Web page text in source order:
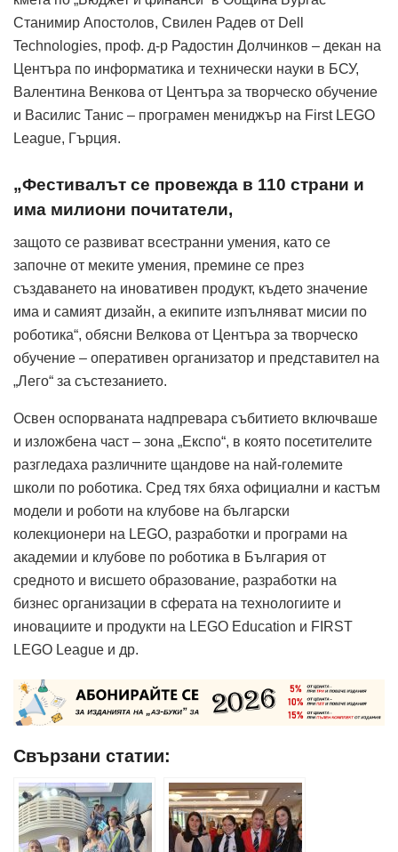
Станимир Апостолов, Свилен Радев от Dell
Technologies, проф. д-р Радостин Долчинков – декан на
Центъра по информатика и технически науки в БСУ,
Валентина Венкова от Центъра за творческо обучение
и Василис Танис – програмен мениджър на First LEGO
League, Гърция.
„Фестивалът се провежда в 110 страни и
има милиони почитатели,
защото се развиват всестранни умения, като се
започне от меките умения, премине се през
създаването на иновативен продукт, където значение
има и самият дизайн, а екипите изпълняват мисии по
роботика“, обясни Велкова от Центъра за творческо
обучение – оперативен организатор и представител на
„Лего“ за състезанието.
Освен оспорваната надпревара събитието включваше
и изложбена част – зона „Експо“, в която посетителите
разгледаха различните щандове на най-големите
школи по роботика. Сред тях бяха официални и кастъм
модели и роботи на клубове на български
колекционери на LEGO, разработки и програми на
академии и клубове по роботика в България от
средното и висшето образование, разработки на
бизнес организации в сферата на технологиите и
иновациите и продукти на LEGO Education и FIRST
LEGO League и др.
Свързани статии: